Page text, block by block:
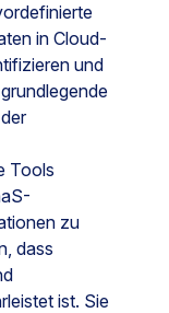
in Cloud-
und
Tools
zu
dass
ist. Sie